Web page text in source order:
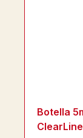
Botella